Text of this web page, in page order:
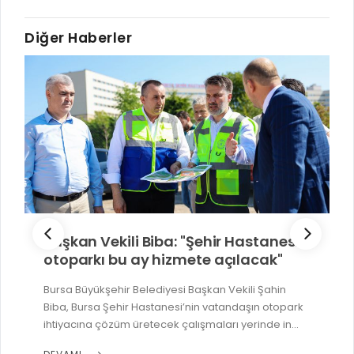
KAMU HİZMET STANDARTLARI (KAHİS)
RUHSATLI HAFRİYAT ALANLARI
ŞİKAYET TAKİBİ (KURUMLAR)
MÜHENDİS, MİMAR VE SÜRVEYAN KAYITLARI (İLÇE
MÜHENDİS, MİMAR VE SÜRVEYAN KAYITLARI
VEFAT KAYDI GİRİŞİ (İLÇE BELEDİYELER)
YER SEÇİM BELGESİ, MOBİL VE SAHA DOLABI BAŞVURULARI
GÜNLÜK KAZI ÇALIŞMALARI
TARIMSAL AMAÇLI METEOROLOJİ İSTASYON VERİLERİ
Diğer Haberler
Başkan Vekili Biba: "Şehir Hastanesi
otoparkı bu ay hizmete açılacak"
Bursa Büyükşehir Belediyesi Başkan Vekili Şahin
Biba, Bursa Şehir Hastanesi’nin vatandaşın otopark
ihtiyacına çözüm üretecek çalışmaları yerinde in...